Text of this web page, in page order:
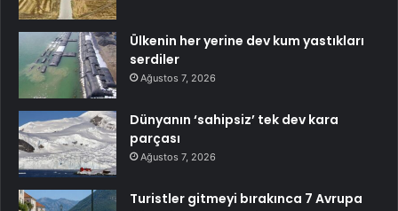
Ülkenin her yerine dev kum yastıkları
serdiler
Ağustos 7, 2026
Dünyanın ‘sahipsiz’ tek dev kara
parçası
Ağustos 7, 2026
Turistler gitmeyi bırakınca 7 Avrupa